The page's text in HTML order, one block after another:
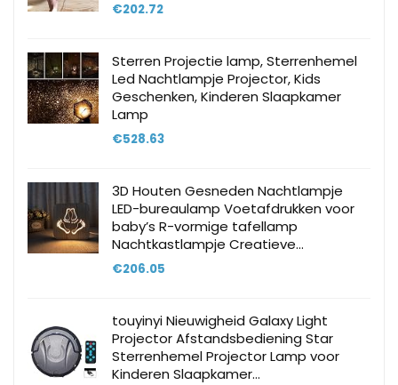
€202.72
Sterren Projectie lamp, Sterrenhemel
Led Nachtlampje Projector, Kids
Geschenken, Kinderen Slaapkamer
Lamp
€528.63
3D Houten Gesneden Nachtlampje
LED-bureaulamp Voetafdrukken voor
baby’s R-vormige tafellamp
Nachtkastlampje Creatieve…
€206.05
touyinyi Nieuwigheid Galaxy Light
Projector Afstandsbediening Star
Sterrenhemel Projector Lamp voor
Kinderen Slaapkamer…